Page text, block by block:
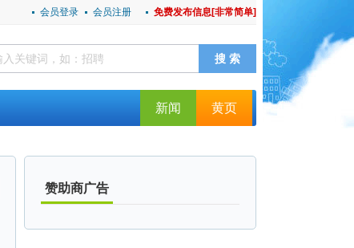
会员登录 会员注册 免费发布信息[非常简单]
黄页
新闻
赞助商广告